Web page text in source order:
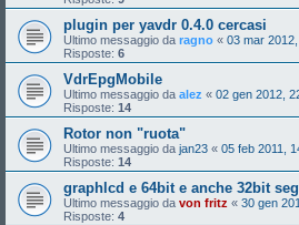
plugin per yavdr 0.4.0 cercasi
Ultimo messaggio da ragno « 03 mar
Risposte: 6
VdrEpgMobile
Ultimo messaggio da alez « 02 gen 2012,
Risposte: 14
Rotor non "ruota"
Ultimo messaggio da jan23 « 05 feb 2011,
Risposte: 14
graphlcd e 64bit e anche 32bit
Ultimo messaggio da von fritz « 30 gen
Risposte: 4